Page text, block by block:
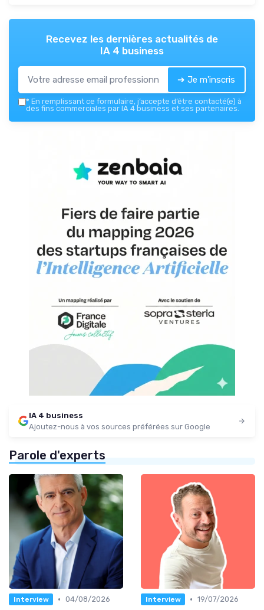
Recevez les dernières actualités de
IA 4 business
➔ Je m'inscris
* En remplissant ce formulaire, j’accepte d’être contacté(e) à
des fins commerciales par IA 4 business et ses partenaires.
IA 4 business
Ajoutez-nous à vos sources préférées sur Google
Parole d'experts
Interview • 04/08/2026
Interview • 19/07/2026